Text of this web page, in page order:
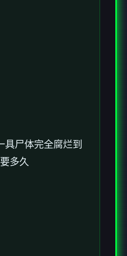
具尸体完全腐烂到
多久